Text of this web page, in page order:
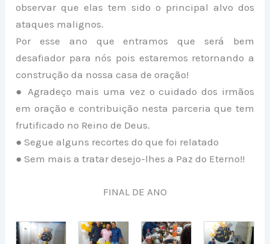
observar que elas tem sido o principal alvo dos
ataques malignos.
Por esse ano que entramos que será bem
desafiador para nós pois estaremos retornando a
construção da nossa casa de oração!
● Agradeço mais uma vez o cuidado dos irmãos
em oração e contribuição nesta parceria que tem
frutificado no Reino de Deus.
● Segue alguns recortes do que foi relatado
● Sem mais a tratar desejo-lhes a Paz do Eterno!!
FINAL DE ANO